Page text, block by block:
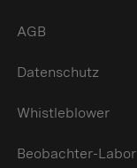
AGB
Datenschutz
Whistleblower
Beobachter-Labor